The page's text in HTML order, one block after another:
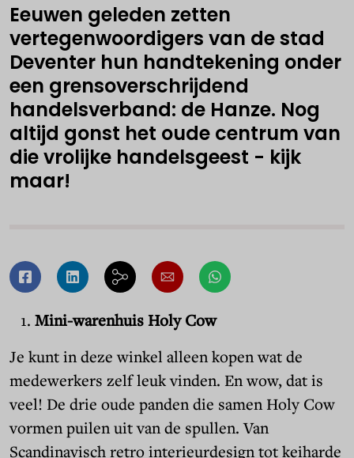
Eeuwen geleden zetten
vertegenwoordigers van de stad
Deventer hun handtekening onder
een grensoverschrijdend
handelsverband: de Hanze. Nog
altijd gonst het oude centrum van
die vrolijke handelsgeest - kijk
maar!
Mini-warenhuis Holy Cow
Je kunt in deze winkel alleen kopenwat de
medewerkers zelf leuk vinden. En wow, dat is
veel! De drie oude panden die samen Holy Cow
vormen puilen uit van de spullen.Van
Scandinavisch retro interieurdesign tot keiharde